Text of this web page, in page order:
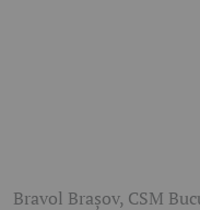
Bravol Brașov, CSM